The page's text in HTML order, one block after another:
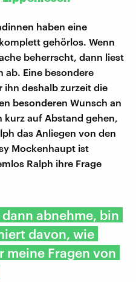
haben eine
gehörlos. Wenn
beherrscht, dann liest
ab. Eine besondere
deshalb zurzeit die
besonderen Wunsch an
auf Abstand gehen,
das Anliegen von den
Mockenhaupt ist
Ralph ihre Frage
abnehme, bin
davon, wie
meine Fragen von